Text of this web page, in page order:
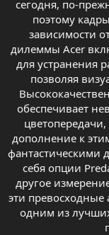
сегодня, по-
поэтому
зависимости
дилеммы Acer
для устранения
позволяя
обеспечивает
дополнение к
фантастическими
себя опции
другое
эти превосходные
одним из